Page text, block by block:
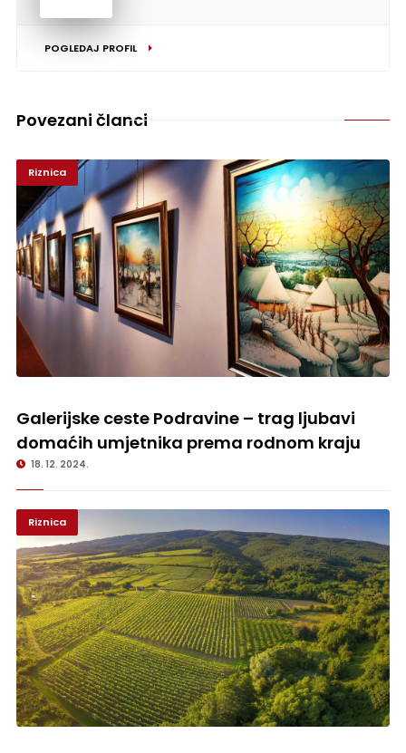
POGLEDAJ PROFIL
Povezani članci
Riznica
rodnom kraju
Galerijske ceste Podravine – trag ljubavi
domaćih umjetnika prema rodnom kraju
18. 12. 2024.
Riznica